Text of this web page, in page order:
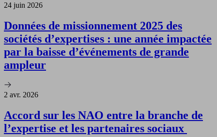
24 juin 2026
Données de missionnement 2025 des
sociétés d’expertises : une année impactée
par la baisse d’événements de grande
ampleur
2 avr. 2026
Accord sur les NAO entre la branche de
l’expertise et les partenaires sociaux